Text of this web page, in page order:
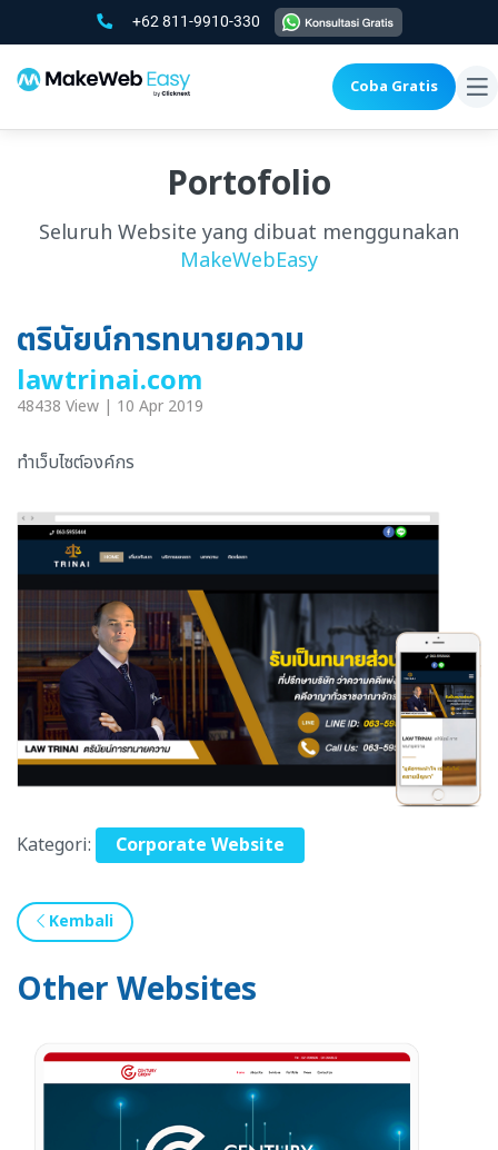
+62 811-9910-330
Coba Gratis
Portofolio
Seluruh Website yang dibuat menggunakan
MakeWebEasy
ตรินัยน์การทนายความ
lawtrinai.com
48438 View | 10 Apr 2019
ทำเว็บไซต์องค์กร
Kategori: Corporate Website
Kembali
Other Websites